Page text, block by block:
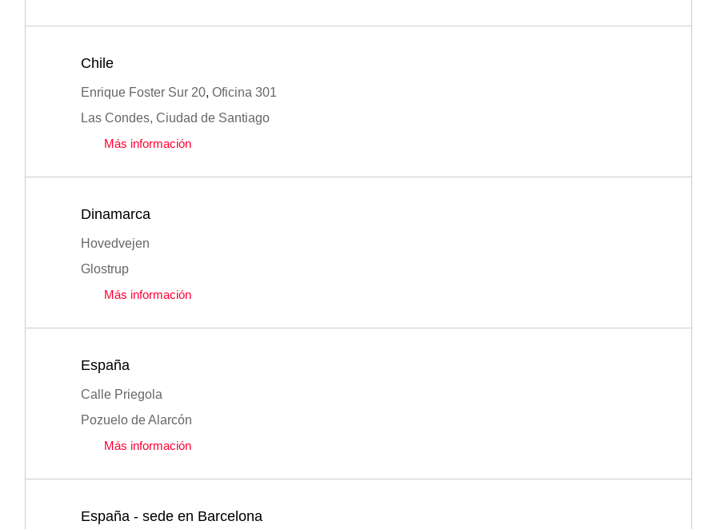
Chile
Enrique Foster Sur 20, Oficina 301
Las Condes, Ciudad de Santiago
Más información
Dinamarca
Hovedvejen
Glostrup
Más información
España
Calle Priegola
Pozuelo de Alarcón
Más información
España - sede en Barcelona